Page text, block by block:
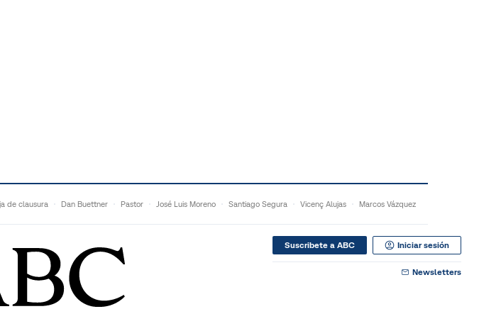
de clausura Dan Buettner Pastor José Luis Moreno Santiago Segura Vicenç Alujas Marcos Vázquez
Suscribete a ABC Iniciar sesión
Newsletters